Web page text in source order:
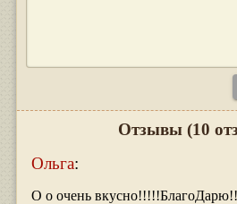
Отзывы (10
Ольга:
О о очень